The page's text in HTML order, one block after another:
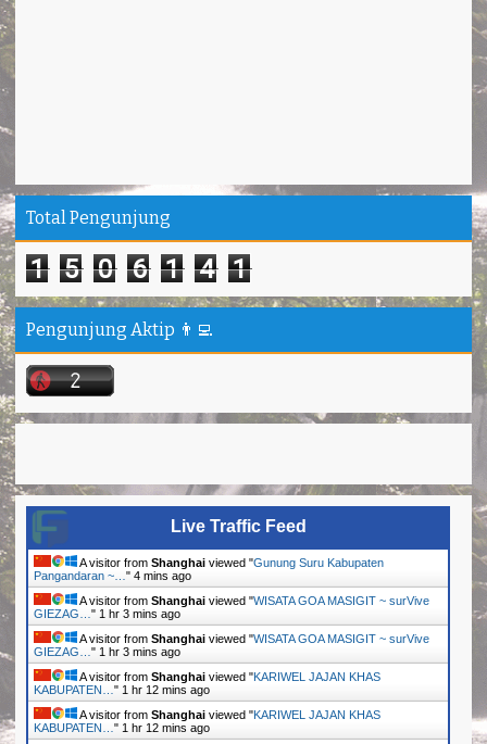
Total Pengunjung
1 5 0 6 1 4 1
Pengunjung Aktip 👨‍💻
Live Traffic Feed
A visitor from Shanghai viewed "Gunung Suru Kabupaten
Pangandaran ~… " 4 mins ago
A visitor from Shanghai viewed "WISATA GOA MASIGIT ~ surVive
GIEZAG… " 1 hr 3 mins ago
A visitor from Shanghai viewed "WISATA GOA MASIGIT ~ surVive
GIEZAG… " 1 hr 3 mins ago
A visitor from Shanghai viewed "KARIWEL JAJAN KHAS
KABUPATEN… " 1 hr 12 mins ago
A visitor from Shanghai viewed "KARIWEL JAJAN KHAS
KABUPATEN… " 1 hr 12 mins ago